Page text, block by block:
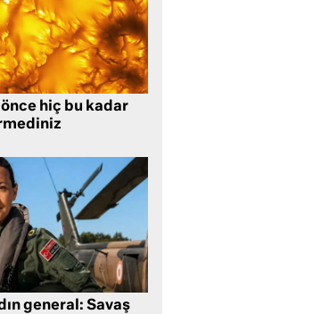
hiç bu kadar
general: Savaş